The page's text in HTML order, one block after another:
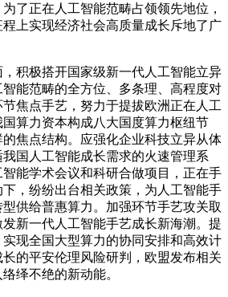
了正在人工智能范畴占领领先地位，
上实现经济社会高质量成长斥地了广
极搭开国家级新一代人工智能立异
能范畴的全方位、多条理、高程度对
焦点手艺，努力于提拔欧洲正在人工
算力资本构成八大国度算力枢纽节
焦点结构。应强化企业科技立异从体
国人工智能成长需求的火速管理系
能学术会议和科研合做项目，正在手
，纷纷出台相关政策，为人工智能手
供给普惠算力。加强环节手艺攻关取
新一代人工智能手艺成长新海潮。提
现全国大型算力的协同安排和高效计
的平安伦理风险研判，欧盟发布相关
绎不绝的新动能。